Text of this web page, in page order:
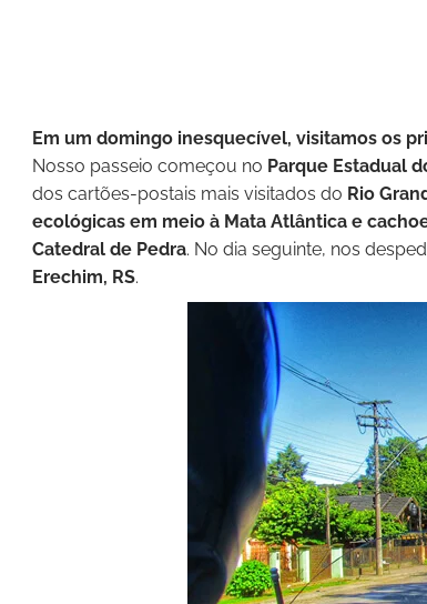
Em um domingo inesquecível, visitamos os
Nosso passeio começou no Parque Estadual
dos cartões-postais mais visitados do Rio
ecológicas em meio à Mata Atlântica e
Catedral de Pedra. No dia seguinte, nos
Erechim, RS.